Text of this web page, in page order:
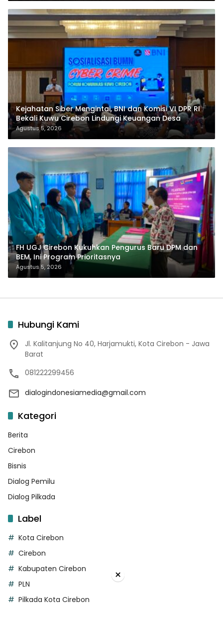
Kejahatan Siber Mengintai, BNI dan Komisi VI DPR RI
Bekali Kuwu Cirebon Lindungi Keuangan Desa
Agustus 5, 2026
FH UGJ Cirebon Kukuhkan Pengurus Baru DPM dan
BEM, Ini Program Prioritasnya
Agustus 5, 2026
Hubungi Kami
Jl. Kalitanjung No 40, Harjamukti, Kota Cirebon - Jawa
Barat
081222299456
dialogindonesiamedia@gmail.com
Kategori
Berita
Cirebon
Bisnis
Dialog Pemilu
Dialog Pilkada
Label
Kota Cirebon
Cirebon
Kabupaten Cirebon
PLN
Pilkada Kota Cirebon
×